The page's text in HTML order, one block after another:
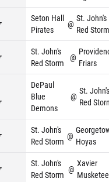
Seton Hall
Pirates
@
St. John's
Red Storm
St. John's
Red Storm
@
Friars
DePaul
Blue
Demons
@
St. John's
Red
St. John's
Red Storm
@
Hoyas
St. John's
Red Storm
@
Xavier